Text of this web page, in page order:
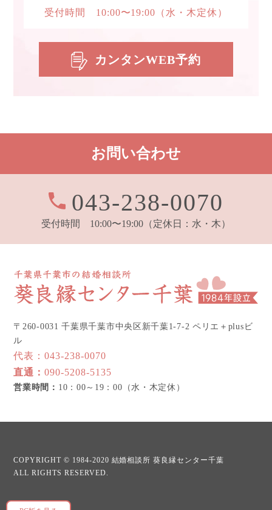
受付時間 10:00〜19:00 （水・木定休）
カンタンWEB予約
お問い合わせ
043-238-0070
受付時間 10:00〜19:00 （定休日：水・木）
〒260-0031 千葉県千葉市中央区新千葉1-7-2 ペリエ＋plusビ
ル
代表：043-238-0070
直通：090-5208-5135
営業時間： 10：00～19：00（水・木定休）
COPYRIGHT © 1984-2020 結婚相談所 葵良縁センター千葉
ALL RIGHTS RESERVED.